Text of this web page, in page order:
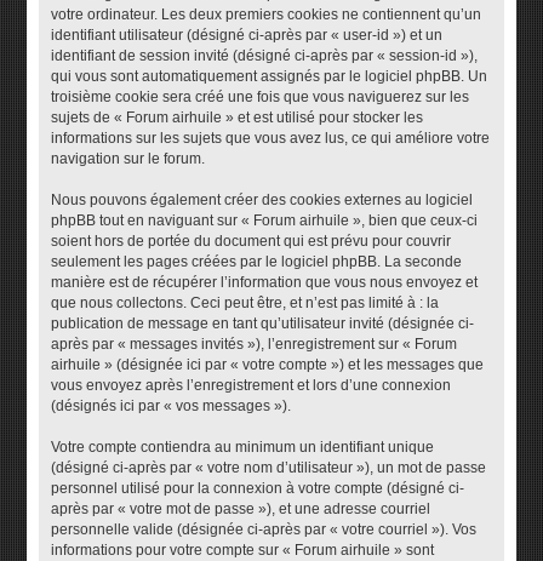
votre ordinateur. Les deux premiers cookies ne contiennent qu’un
identifiant utilisateur (désigné ci-après par « user-id ») et un
identifiant de session invité (désigné ci-après par « session-id »),
qui vous sont automatiquement assignés par le logiciel phpBB. Un
troisième cookie sera créé une fois que vous naviguerez sur les
sujets de « Forum airhuile » et est utilisé pour stocker les
informations sur les sujets que vous avez lus, ce qui améliore votre
navigation sur le forum.
Nous pouvons également créer des cookies externes au logiciel
phpBB tout en naviguant sur « Forum airhuile », bien que ceux-ci
soient hors de portée du document qui est prévu pour couvrir
seulement les pages créées par le logiciel phpBB. La seconde
manière est de récupérer l’information que vous nous envoyez et
que nous collectons. Ceci peut être, et n’est pas limité à : la
publication de message en tant qu’utilisateur invité (désignée ci-
après par « messages invités »), l’enregistrement sur « Forum
airhuile » (désignée ici par « votre compte ») et les messages que
vous envoyez après l’enregistrement et lors d’une connexion
(désignés ici par « vos messages »).
Votre compte contiendra au minimum un identifiant unique
(désigné ci-après par « votre nom d’utilisateur »), un mot de passe
personnel utilisé pour la connexion à votre compte (désigné ci-
après par « votre mot de passe »), et une adresse courriel
personnelle valide (désignée ci-après par « votre courriel »). Vos
informations pour votre compte sur « Forum airhuile » sont